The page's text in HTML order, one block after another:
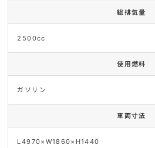
総排気量
2500cc
使用燃料
ガソリン
車両寸法
L4970×W1860×H1440